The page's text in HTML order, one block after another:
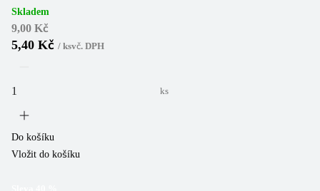
Skladem
9,00 Kč
5,40 Kč / ksvč. DPH
ks
Do košíku
Vložit do košíku